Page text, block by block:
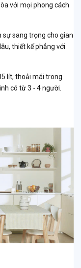
với mọi phong cách
sự sang trọng cho gian
thiết kế phẳng với
lít, thoải mái trong
có từ 3 - 4 người.